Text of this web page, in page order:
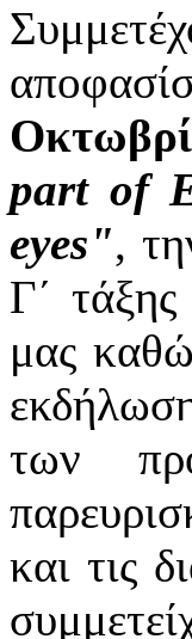
part of
eyes",
Γ΄
μας
των
και τις